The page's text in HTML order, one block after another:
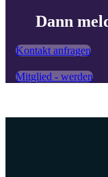
Dann
Kontakt anfragen
Mitglied - werden